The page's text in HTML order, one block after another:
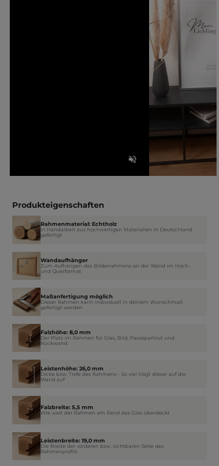
Produkteigenschaften
Rahmenmaterial: Echtholz
In Handarbeit aus hochwertigen Materialien in Deutschland
gefertigt
Wandaufhänger
Zum Aufhängen des Bilderrahmens an der Wand im Hoch-
und Querformat
Maßanfertigung möglich
Dieser Rahmen kann individuell in deinem Wunschmaß
gefertigt werden
Falzhöhe: 8,0 mm
Der Platz im Rahmen für Glas, Bild, Passepartout und
Rückwand
Leistenhöhe: 26,0 mm
Dicke bzw. Tiefe des Rahmens - So viel trägt dieser auf die
Wand auf
Falzbreite: 5,5 mm
Wie weit der Rahmen am Rand das Glas überdeckt
Leistenbreite: 19,0 mm
Die Breite der vorderen bzw. sichtbaren Seite des
Rahmenprofils